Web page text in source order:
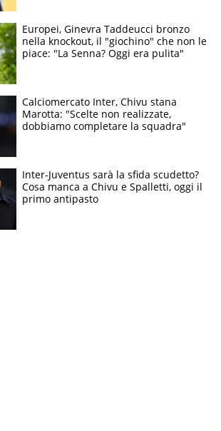
Europei, Ginevra Taddeucci bronzo
nella knockout, il "giochino" che non le
piace: "La Senna? Oggi era pulita"
Calciomercato Inter, Chivu stana
Marotta: "Scelte non realizzate,
dobbiamo completare la squadra"
Inter-Juventus sarà la sfida scudetto?
Cosa manca a Chivu e Spalletti, oggi il
primo antipasto